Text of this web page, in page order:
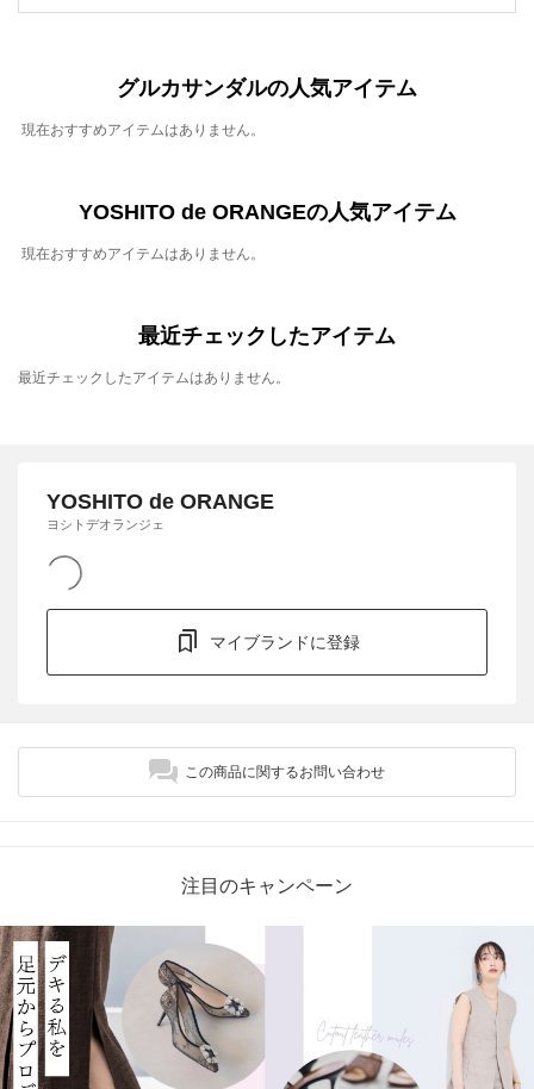
グルカサンダルの人気アイテム
現在おすすめアイテムはありません。
YOSHITO de ORANGEの人気アイテム
現在おすすめアイテムはありません。
最近チェックしたアイテム
最近チェックしたアイテムはありません。
YOSHITO de ORANGE
ヨシトデオランジェ
マイブランドに登録
この商品に関するお問い合わせ
注目のキャンペーン